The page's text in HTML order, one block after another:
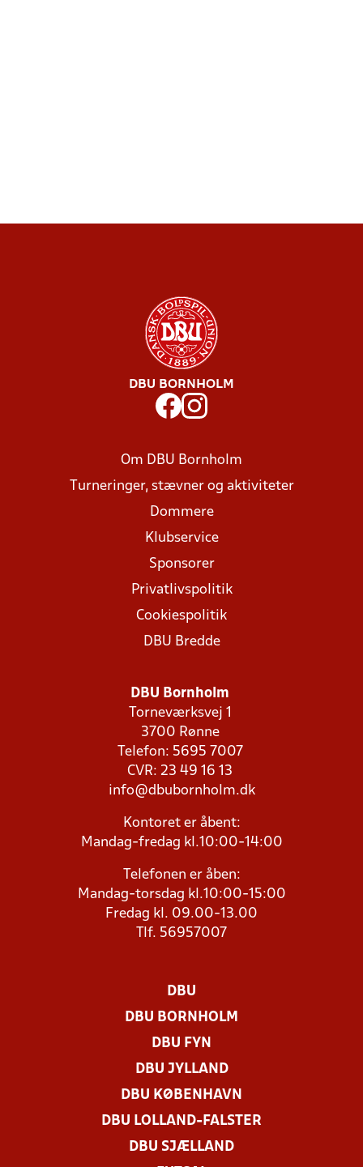
DBU BORNHOLM
Om DBU Bornholm
Turneringer, stævner og aktiviteter
Dommere
Klubservice
Sponsorer
Privatlivspolitik
Cookiespolitik
DBU Bredde
DBU Bornholm
Torneværksvej 1
3700 Rønne
Telefon: 5695 7007
CVR: 23 49 16 13
info@dbubornholm.dk
Kontoret er åbent:
Mandag-fredag kl.10:00-14:00
Telefonen er åben:
Mandag-torsdag kl.10:00-15:00
Fredag kl. 09.00-13.00
Tlf. 56957007
DBU
DBU BORNHOLM
DBU FYN
DBU JYLLAND
DBU KØBENHAVN
DBU LOLLAND-FALSTER
DBU SJÆLLAND